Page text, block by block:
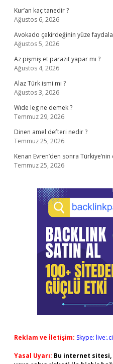
Kur’an kaç tanedir ?
Ağustos 6, 2026
Avokado çekirdeğinin yüze
Ağustos 5, 2026
Az pişmiş et parazit yapar mı ?
Ağustos 4, 2026
Alaz Türk ismi mi ?
Ağustos 3, 2026
Wıde leg ne demek ?
Temmuz 29, 2026
Dinen amel defteri nedir ?
Temmuz 25, 2026
Kenan Evren’den sonra
Temmuz 25, 2026
Reklam ve İletişim: Skype:
Yasal Uyarı: Bu internet